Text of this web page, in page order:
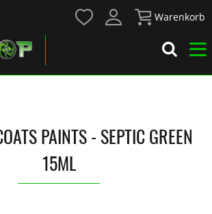
Warenkorb
PAINTS - SEPTIC GREEN
15ML